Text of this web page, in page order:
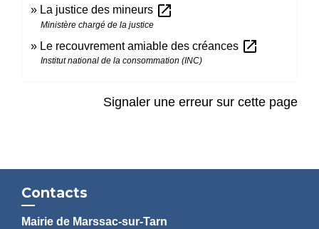
La justice des mineurs open_in_new
Ministère chargé de la justice
Le recouvrement amiable des créances open_in_new
Institut national de la consommation (INC)
Signaler une erreur sur cette page
Contacts
Mairie de Marssac-sur-Tarn